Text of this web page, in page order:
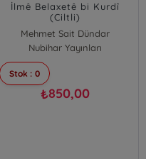
İlmê Belaxetê bi Kurdî
(Ciltli)
Mehmet Sait Dündar
Nubihar Yayınları
Stok : 0
₺850,00